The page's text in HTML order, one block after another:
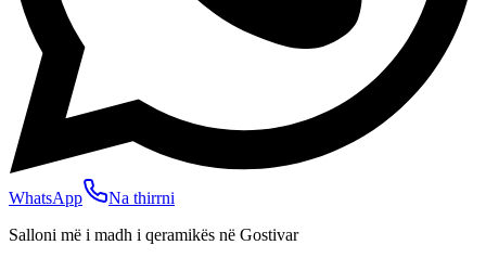
WhatsApp
Na thirrni
Salloni më i madh i qeramikës në Gostivar